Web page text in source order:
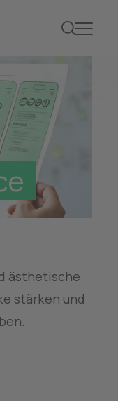
ästhetische
stärken und